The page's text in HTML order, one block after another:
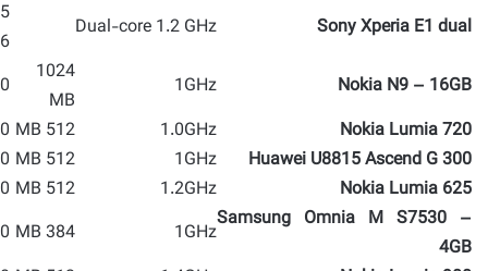
Sony Xperia E1 dual
Dual-core 1.2 GHz
Nokia N9 – 16GB
1GHz
1024
MB
Nokia Lumia 720
1.0GHz
512 MB
Huawei U8815 Ascend G 300
1GHz
512 MB
Nokia Lumia 625
1.2GHz
512 MB
Samsung Omnia M S7530 –
4GB
1GHz
384 MB